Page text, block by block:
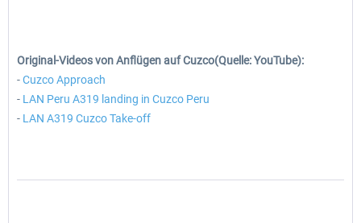
Original-Videos von Anflügen auf Cuzco(Quelle: YouTube):
-Cuzco Approach
- LAN Peru A319 landing in Cuzco Peru
- LAN A319 Cuzco Take-off